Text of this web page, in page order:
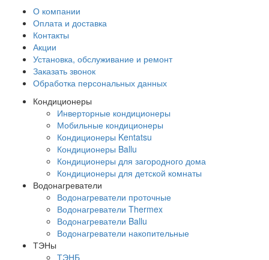
О компании
Оплата и доставка
Контакты
Акции
Установка, обслуживание и ремонт
Заказать звонок
Обработка персональных данных
Кондиционеры
Инверторные кондиционеры
Мобильные кондиционеры
Кондиционеры Kentatsu
Кондиционеры Ballu
Кондиционеры для загородного дома
Кондиционеры для детской комнаты
Водонагреватели
Водонагреватели проточные
Водонагреватели Thermex
Водонагреватели Ballu
Водонагреватели накопительные
ТЭНы
ТЭНБ